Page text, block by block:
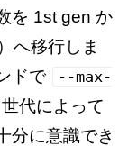
を 1st gen か
へ移行しま
ドで
--max-
代によって
分に意識でき